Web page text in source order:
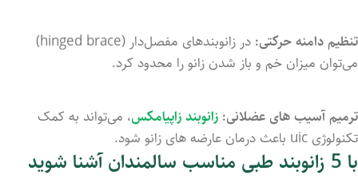
تنظیمدامنهحرکتی: در زانوبندهای مفصل‌دار ( hinged brace)
می‌توان میزان خم و باز شدن زانو را محدود کرد.
ترمیم آسیب های عضلانی: زانوبند زاپیامکس، می‌تواند به کمک
تکنولوژی uic باعث درمان عارضه های زانو شود.
با 5 زانوبند طبی مناسب سالمندان آشنا شوید